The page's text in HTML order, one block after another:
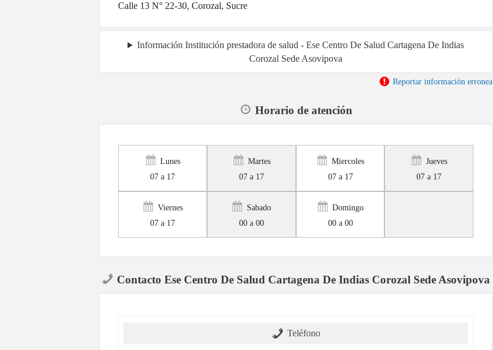
Calle 13 N° 22-30, Corozal, Sucre
Información Institución prestadora de salud - Ese Centro De Salud Cartagena De Indias
Corozal Sede Asovipova
Reportar información erronea
Horario de atención
Lunes
07 a 17
Martes
07 a 17
Miercoles
07 a 17
Jueves
07 a 17
Viernes
07 a 17
Sabado
00 a 00
Domingo
00 a 00
Contacto Ese Centro De Salud Cartagena De Indias Corozal Sede Asovipova
Teléfono